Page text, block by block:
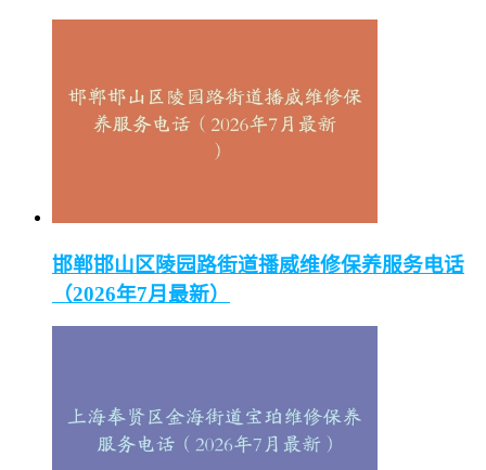
邯郸邯山区陵园路街道播威维修保养服务电话
（2026年7月最新）